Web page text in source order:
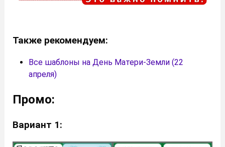
Также рекомендуем:
Все шаблоны на День Матери-Земли (22
апреля)
Промо:
Вариант 1: